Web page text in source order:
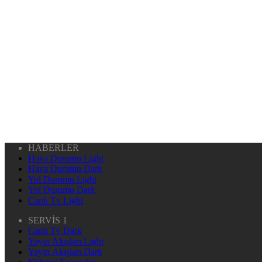
HABERLER
Hava Durumu Light
Hava Durumu Dark
Yol Durumu Light
Yol Durumu Dark
Canlı Tv Light
SERVİS 1
Canlı Tv Dark
Yayın Akışları Light
Yayın Akışları Dark